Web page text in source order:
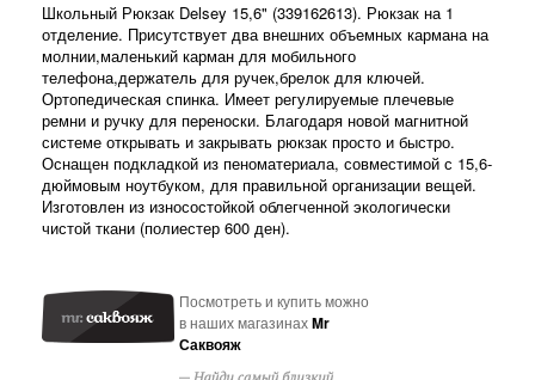
Школьный Рюкзак Delsey 15,6" (339162613). Рюкзак на 1
отделение. Присутствует два внешних объемных кармана на
молнии,маленький карман для мобильного
телефона,держатель для ручек,брелок для ключей.
Ортопедическая спинка. Имеет регулируемые плечевые
ремни и ручку для переноски. Благодаря новой магнитной
системе открывать и закрывать рюкзак просто и быстро.
Оснащен подкладкой из пеноматериала, совместимой с 15,6-
дюймовым ноутбуком, для правильной организации вещей.
Изготовлен из износостойкой облегченной экологически
чистой ткани (полиестер 600 ден).
Посмотреть и купить можно
в наших магазинахMr
Саквояж